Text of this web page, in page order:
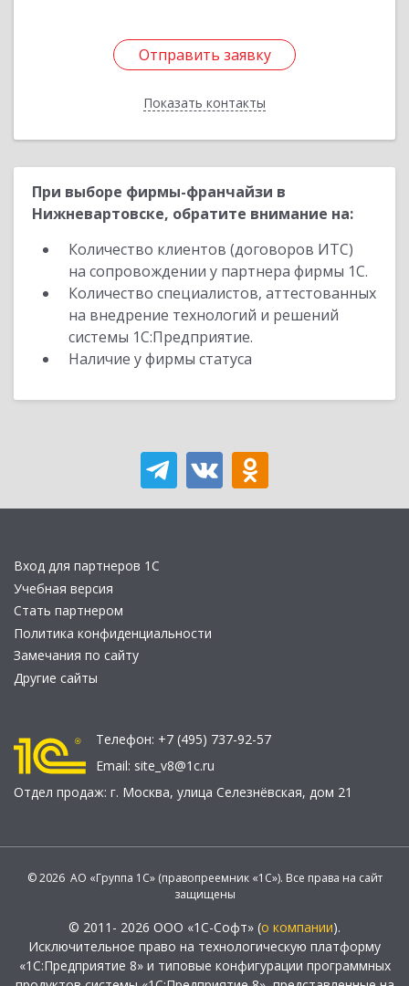
Отправить заявку
Показать контакты
Отправить заявку
Назад
При выборе фирмы-франчайзи в
Нижневартовске, обратите внимание на:
Количество клиентов (договоров ИТС)
на сопровождении у партнера фирмы 1С.
Количество специалистов, аттестованных
на внедрение технологий и решений
системы 1С:Предприятие.
Наличие у фирмы статуса
Вход для партнеров 1С
Учебная версия
Стать партнером
Политика конфиденциальности
Замечания по сайту
Другие сайты
Телефон: +7 (495) 737-92-57
Email: site_v8@1c.ru
Отдел продаж: г. Москва, улица Селезнёвская, дом 21
© 2026 АО «Группа 1С» (правопреемник «1С»). Все права на сайт
защищены
© 2011- 2026 ООО «1С-Софт» (о компании).
Исключительное право на технологическую платформу
«1С:Предприятие 8» и типовые конфигурации программных